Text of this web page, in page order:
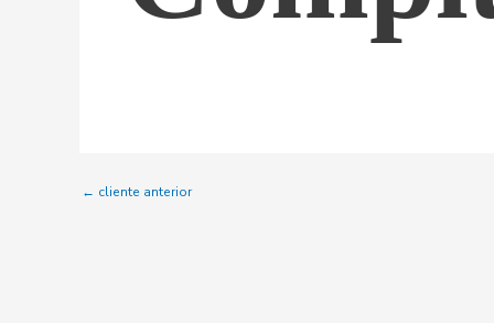
← cliente anterior